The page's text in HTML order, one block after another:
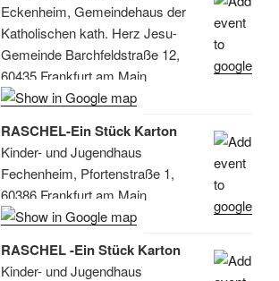
Eckenheim, Gemeindehaus der
Katholischen kath. Herz Jesu-
Gemeinde Barchfeldstraße 12,
60435 Frankfurt am Main
RASCHEL-Ein Stück Karton
Kinder- und Jugendhaus
Fechenheim, Pfortenstraße 1,
60386 Frankfurt am Main
RASCHEL -Ein Stück Karton
Kinder- und Jugendhaus